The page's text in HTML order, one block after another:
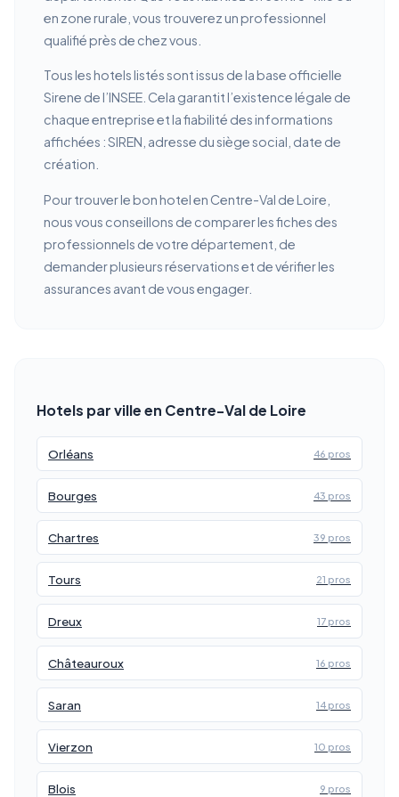
en zone rurale, vous trouverez un professionnel
qualifié près de chez vous.
Tous les hotels listés sont issus de la base officielle
Sirene de l’INSEE. Cela garantit l’existence légale de
chaque entreprise et la fiabilité des informations
affichées : SIREN, adresse du siège social, date de
création.
Pour trouver le bon hotel en Centre-Val de Loire,
nous vous conseillons de comparer les fiches des
professionnels de votre département, de
demander plusieurs réservations et de vérifier les
assurances avant de vous engager.
Hotels par ville en Centre-Val de Loire
Orléans 46 pros
Bourges 43 pros
Chartres 39 pros
Tours 21 pros
Dreux 17 pros
Châteauroux 16 pros
Saran 14 pros
Vierzon 10 pros
Blois 9 pros